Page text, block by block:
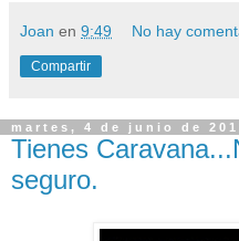
Joan en 9:49 No hay
Compartir
martes, 4 de junio de
Tienes
seguro.